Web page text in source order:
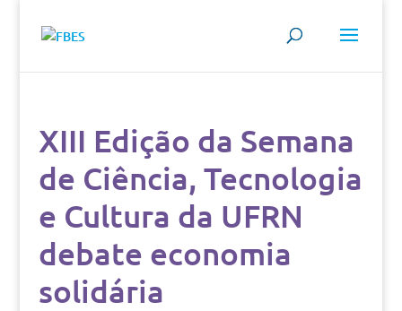
XIII Edição da Semana
de Ciência, Tecnologia
e Cultura da UFRN
debate economia
solidária